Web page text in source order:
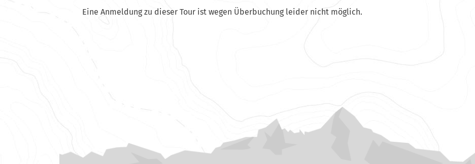
Eine Anmeldung zu dieser Tour ist wegen Überbuchung leider nicht möglich.